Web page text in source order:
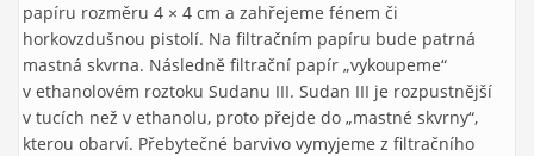
papíru rozměru 4 × 4 cm a zahřejeme fénem či
horkovzdušnou pistolí. Na filtračním papíru bude patrná
mastná skvrna. Následně filtrační papír „vykoupeme“
v ethanolovém roztoku Sudanu III. Sudan III je rozpustnější
v tucích než v ethanolu, proto přejde do „mastné skvrny“,
kterou obarví. Přebytečné barvivo vymyjeme z filtračního